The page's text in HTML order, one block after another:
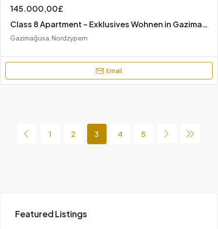
145.000,00£
Class 8 Apartment – Exklusives Wohnen in Gazimağusa, Zypern
Gazimağusa, Nordzypern
Email
1 2 3 4 5
Featured Listings